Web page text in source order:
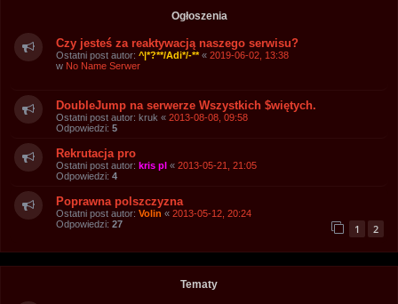
Ogłoszenia
Czy jesteś za reaktywacją naszego serwisu?
Ostatni post autor: ^|*?**/Adi*/-** « 2019-06-02, 13:38
w No Name Serwer
DoubleJump na serwerze Wszystkich $więtych.
Ostatni post autor: kruk « 2013-08-08, 09:58
Odpowiedzi: 5
Rekrutacja pro
Ostatni post autor: kris pl « 2013-05-21, 21:05
Odpowiedzi: 4
Poprawna polszczyzna
Ostatni post autor: Volin « 2013-05-12, 20:24
Odpowiedzi: 27 1 2
Tematy